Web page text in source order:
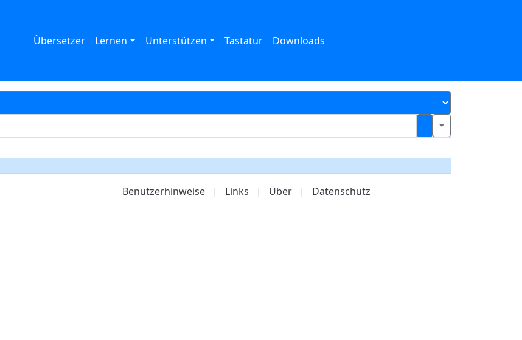
Übersetzer Lernen Unterstützen Tastatur Downloads
Benutzerhinweise | Links | Über | Datenschutz